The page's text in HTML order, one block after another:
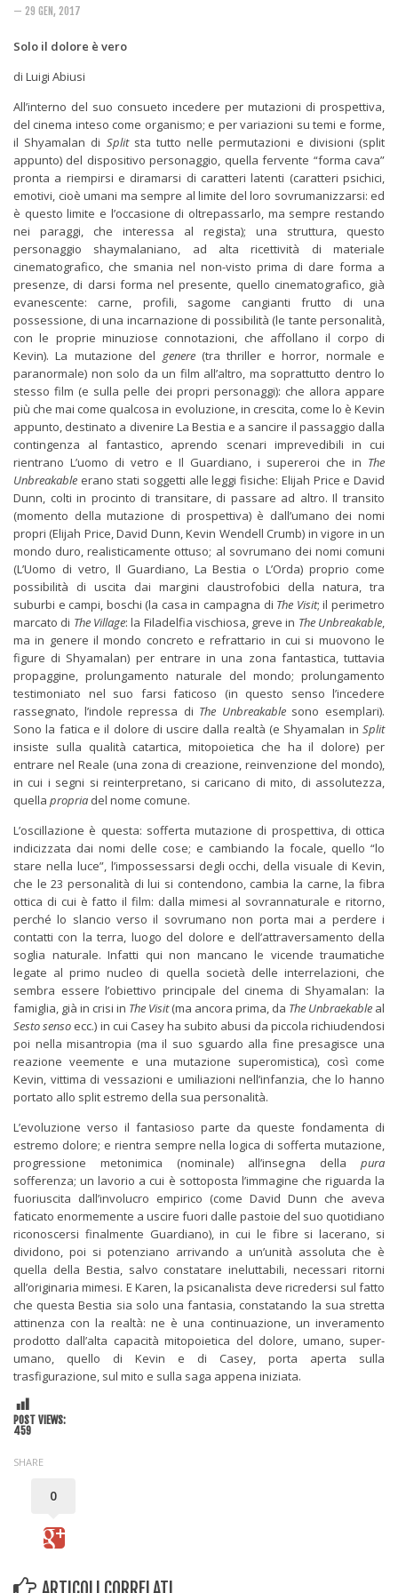
— 29 GEN, 2017
Solo il dolore è vero
di Luigi Abiusi
All’interno del suo consueto incedere per mutazioni di prospettiva,
del cinema inteso come organismo; e per variazioni su temi e forme,
il Shyamalan di Splitsta tutto nelle permutazioni e divisioni (split
appunto) del dispositivo personaggio, quella fervente “forma cava”
pronta a riempirsi e diramarsi di caratteri latenti (caratteri psichici,
emotivi, cioè umani ma sempre al limite del loro sovrumanizzarsi: ed
è questo limite e l’occasione di oltrepassarlo, ma sempre restando
nei paraggi, che interessa al regista); una struttura, questo
personaggio shaymalaniano, ad alta ricettività di materiale
cinematografico, che smania nel non-visto prima di dare forma a
presenze, di darsi forma nel presente, quello cinematografico, già
evanescente: carne, profili, sagome cangianti frutto di una
possessione, di una incarnazione di possibilità (le tante personalità,
con le proprie minuziose connotazioni, che affollano il corpo di
Kevin). La mutazione del genere (tra thriller e horror, normale e
paranormale) non solo da un film all’altro, ma soprattutto dentro lo
stesso film (e sulla pelle dei propri personaggi): che allora appare
più che mai come qualcosa in evoluzione, in crescita, come lo è Kevin
appunto, destinato a divenire La Bestia e a sancire il passaggio dalla
contingenza al fantastico, aprendo scenari imprevedibili in cui
rientrano L’uomo di vetro e Il Guardiano, i supereroi che in The
Unbreakable erano stati soggetti alle leggi fisiche: Elijah Price e David
Dunn, colti in procinto di transitare, di passare ad altro. Il transito
(momento della mutazione di prospettiva) è dall’umano dei nomi
propri (Elijah Price, David Dunn, Kevin Wendell Crumb) in vigore in un
mondo duro, realisticamente ottuso; al sovrumano dei nomi comuni
(L’Uomo di vetro, Il Guardiano, La Bestia o L’Orda) proprio come
possibilità di uscita dai margini claustrofobici della natura, tra
suburbi e campi, boschi (la casa in campagna di The Visit; il perimetro
marcato di The Village: la Filadelfia vischiosa, greve in The Unbreakable,
ma in genere il mondo concreto e refrattario in cui si muovono le
figure di Shyamalan) per entrare in una zona fantastica, tuttavia
propaggine, prolungamento naturale del mondo; prolungamento
testimoniato nel suo farsi faticoso (in questo senso l’incedere
rassegnato, l’indole repressa di The Unbreakablesono esemplari).
Sono la fatica e il dolore di uscire dalla realtà (e Shyamalan in Split
insiste sulla qualità catartica, mitopoietica che ha il dolore) per
entrare nel Reale (una zona di creazione, reinvenzione del mondo),
in cui i segni si reinterpretano, si caricano di mito, di assolutezza,
quella propria del nome comune.
L’oscillazione è questa: sofferta mutazione di prospettiva, di ottica
indicizzata dai nomi delle cose; e cambiando la focale, quello “lo
stare nella luce”, l’impossessarsi degli occhi, della visuale di Kevin,
che le 23 personalità di lui si contendono, cambia la carne, la fibra
ottica di cui è fatto il film: dalla mimesi al sovrannaturale e ritorno,
perché lo slancio verso il sovrumano non porta mai a perdere i
contatti con la terra, luogo del dolore e dell’attraversamento della
soglia naturale. Infatti qui non mancano le vicende traumatiche
legate al primo nucleo di quella società delle interrelazioni, che
sembra essere l’obiettivo principale del cinema di Shyamalan: la
famiglia, già in crisi in The Visit(ma ancora prima, da The Unbraekable al
Sesto senso ecc.) in cui Casey ha subito abusi da piccola richiudendosi
poi nella misantropia (ma il suo sguardo alla fine presagisce una
reazione veemente e una mutazione superomistica), così come
Kevin, vittima di vessazioni e umiliazioni nell’infanzia, che lo hanno
portato allo split estremo della sua personalità.
L’evoluzione verso il fantasioso parte da queste fondamenta di
estremo dolore; e rientra sempre nella logica di sofferta mutazione,
progressione metonimica (nominale) all’insegna della pura
sofferenza; un lavorio a cui è sottoposta l’immagine che riguarda la
fuoriuscita dall’involucro empirico (come David Dunn che aveva
faticato enormemente a uscire fuori dalle pastoie del suo quotidiano
riconoscersi finalmente Guardiano), in cui le fibre si lacerano, si
dividono, poi si potenziano arrivando a un’unità assoluta che è
quella della Bestia, salvo constatare ineluttabili, necessari ritorni
all’originaria mimesi. E Karen, la psicanalista deve ricredersi sul fatto
che questa Bestia sia solo una fantasia, constatando la sua stretta
attinenza con la realtà: ne è una continuazione, un inveramento
prodotto dall’alta capacità mitopoietica del dolore, umano, super-
umano, quello di Kevin e di Casey, porta aperta sulla
trasfigurazione, sul mito e sulla saga appena iniziata.
POST VIEWS:
459
SHARE
0